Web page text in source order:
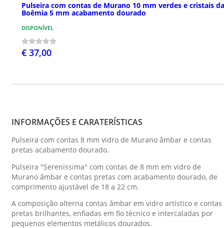
Pulseira com contas de Murano 10 mm verdes e cristais da
Boêmia 5 mm acabamento dourado
DISPONÍVEL
€ 37,00
INFORMAÇÕES E CARATERÍSTICAS
Pulseira com contas 8 mm vidro de Murano âmbar e contas
pretas acabamento dourado.
Pulseira "Serenissima" com contas de 8 mm em vidro de
Murano âmbar e contas pretas com acabamento dourado, de
comprimento ajustável de 18 a 22 cm.
A composição alterna contas âmbar em vidro artístico e contas
pretas brilhantes, enfiadas em fio técnico e intercaladas por
pequenos elementos metálicos dourados.